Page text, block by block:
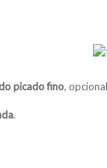
picado fino,
.